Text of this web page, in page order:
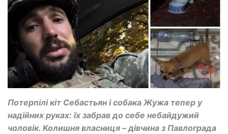
Потерпілі кіт Себастьян і собака Жужа тепер у
надійних руках: їх забрав до себе небайдужий
чоловік. Колишня власниця – дівчина з Павлограда